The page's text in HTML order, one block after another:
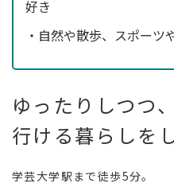
好き
・自然や散歩、スポーツ
ゆったりしつつ
行ける暮らしを
学芸大学駅まで徒歩5分。